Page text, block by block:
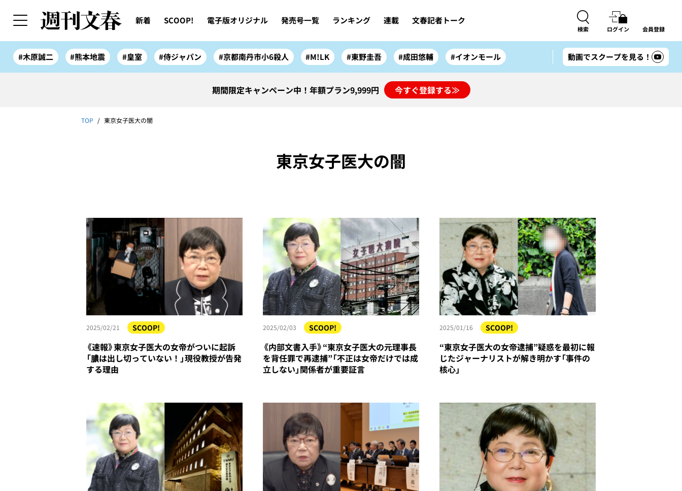
新着 SCOOP! 電子版オリジナル 発売号一覧 ランキング 連載 文春記者トーク
検索 ログイン 会員登録
#木原誠二 #熊本地震 #皇室 #侍ジャパン #京都南丹市小6殺人 #M!LK #東野圭吾 #成田悠輔 #イオンモール 動画でスクープを見る！
期間限定キャンペーン中！年額プラン9,999円 今すぐ登録する≫
TOP 東京女子医大の闇
東京女子医大の闇
2025/02/21 SCOOP!
《速報》東京女子医大の女帝がついに起訴
「膿は出し切っていない！」現役教授が告発
する理由
2025/02/03 SCOOP!
《内部文書入手》“東京女子医大の元理事長
を背任罪で再逮捕”「不正は女帝だけでは成
立しない」関係者が重要証言
2025/01/16 SCOOP!
“東京女子医大の女帝逮捕”疑惑を最初に報
じたジャーナリストが解き明かす「事件の
核心」